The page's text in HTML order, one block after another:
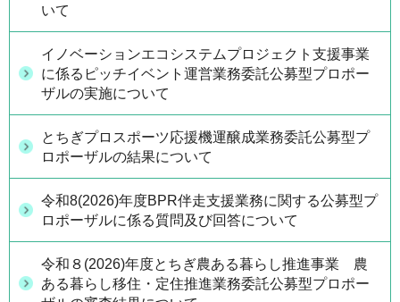
いて
イノベーションエコシステムプロジェクト支援事業
に係るピッチイベント運営業務委託公募型プロポー
ザルの実施について
とちぎプロスポーツ応援機運醸成業務委託公募型プ
ロポーザルの結果について
令和8(2026)年度BPR伴走支援業務に関する公募型プ
ロポーザルに係る質問及び回答について
令和８(2026)年度とちぎ農ある暮らし推進事業 農
ある暮らし移住・定住推進業務委託公募型プロポー